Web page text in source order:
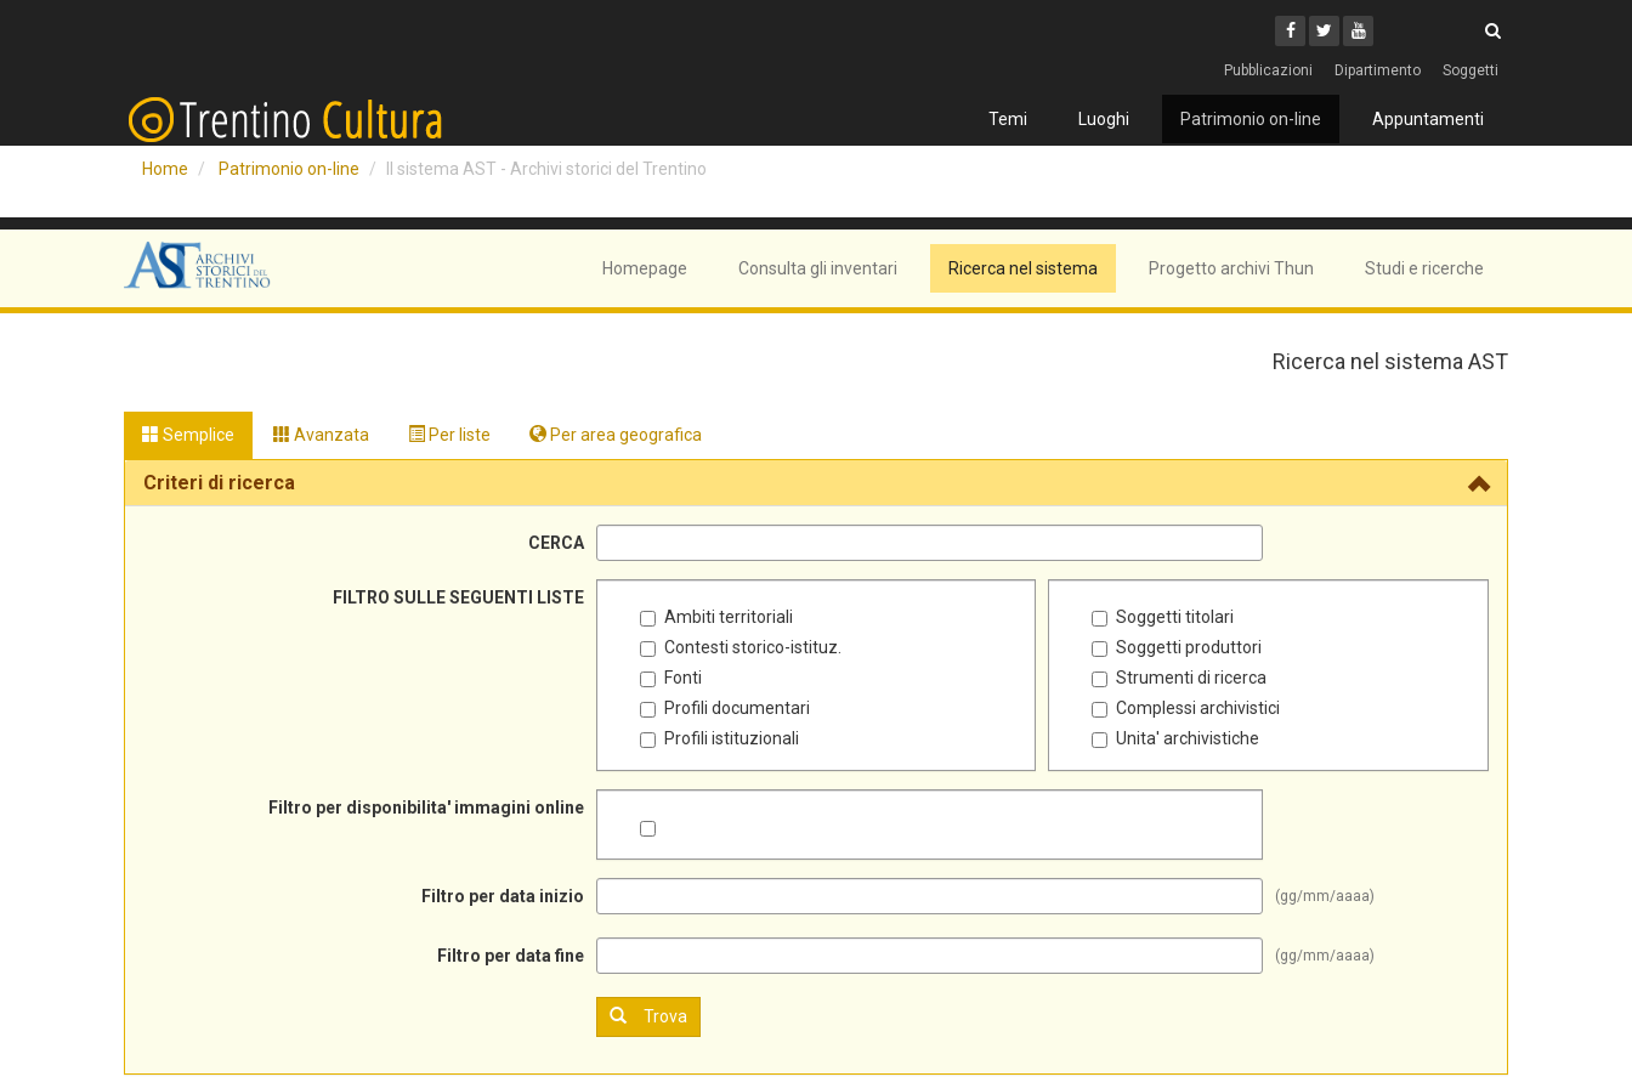
Facebook
Twitter
Youtube
Pubblicazioni Dipartimento Soggetti
Temi Luoghi Patrimonio on-line Appuntamenti
Home Patrimonio on-line Il sistema AST - Archivi storici del Trentino
Homepage Consulta gli inventari Ricerca nel sistema Progetto archivi Thun Studi e ricerche
Ricerca nel sistema AST
Semplice Avanzata Per liste Per area geografica
Criteri di ricerca
CERCA
FILTRO SULLE SEGUENTI LISTE
Ambiti territoriali
Contesti storico-istituz.
Fonti
Profili documentari
Profili istituzionali
Soggetti titolari
Soggetti produttori
Strumenti di ricerca
Complessi archivistici
Unita' archivistiche
Filtro per disponibilita' immagini online
Filtro per data inizio (gg/mm/aaaa)
Filtro per data fine (gg/mm/aaaa)
Trova